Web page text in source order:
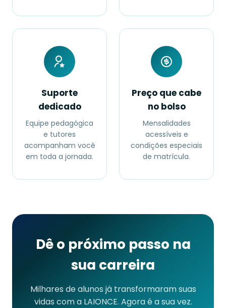
Suporte
dedicado
Equipe pedagógica
e tutores
acompanham você
em toda a jornada.
Preço que cabe
no bolso
Mensalidades
acessíveis e
condições especiais
de matrícula.
Dê o próximo passo na
sua carreira
Milhares de alunos já transformaram suas
vidas com a LAIONCE. Agora é a sua vez.